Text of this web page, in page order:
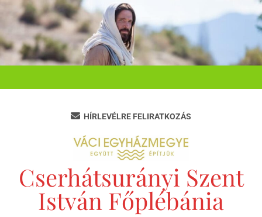
Ugrás
tartalomra
Cserhátsurányi Szent
István Főplébánia
HÍRLEVÉLRE FELIRATKOZÁS